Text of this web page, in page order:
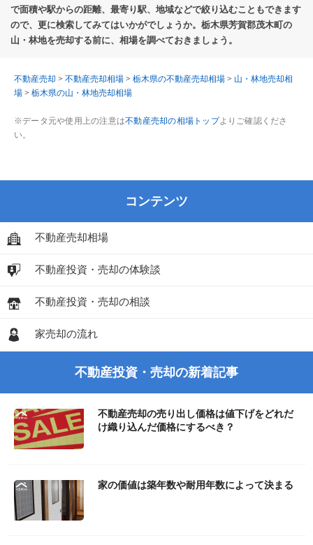
で面積や駅からの距離、最寄り駅、地域などで絞り込むこともできます
ので、更に検索してみてはいかがでしょうか。栃木県芳賀郡茂木町の
山・林地を売却する前に、相場を調べておきましょう。
不動産売却 > 不動産売却相場 > 栃木県の不動産売却相場 > 山・林地売却相
場 > 栃木県の山・林地売却相場
※データ元や使用上の注意は不動産売却の相場トップよりご確認くださ
い。
コンテンツ
不動産売却相場
不動産投資・売却の体験談
不動産投資・売却の相談
家売却の流れ
不動産投資・売却の新着記事
不動産売却の売り出し価格は値下げをどれだ
け織り込んだ価格にするべき？
家の価値は築年数や耐用年数によって決まる